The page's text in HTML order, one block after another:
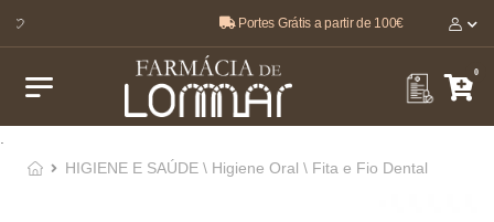
🤍 Portes Grátis a partir de 100€
0
HIGIENE E SAÚDE \ Higiene Oral \ Fita e Fio Dental